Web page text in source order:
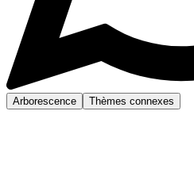
Arborescence Thèmes connexes